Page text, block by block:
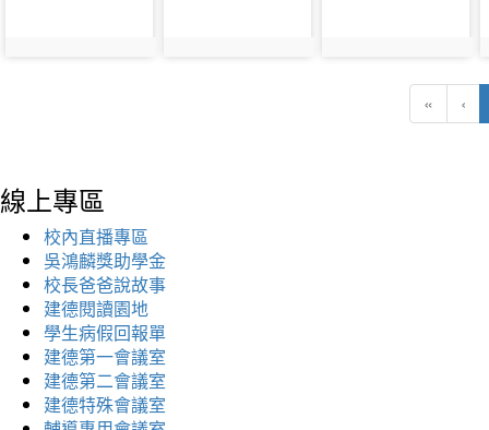
« ‹
線上專區
校內直播專區
吳鴻麟獎助學金
校長爸爸說故事
建德閱讀園地
學生病假回報單
建德第一會議室
建德第二會議室
建德特殊會議室